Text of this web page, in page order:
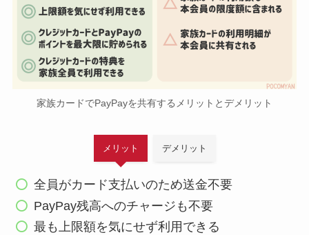
家族カードでPayPayを共有するメリットとデメリット
メリット デメリット
全員がカード支払いのため送金不要
PayPay残高へのチャージも不要
最も上限額を気にせず利用できる